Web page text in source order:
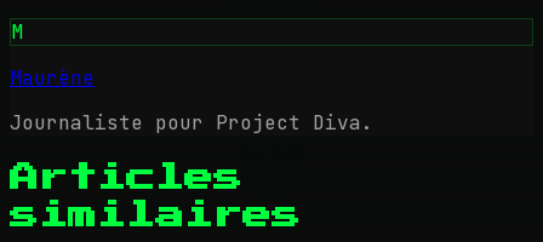
M
Maurène
Journaliste pour Project Diva.
Articles
similaires